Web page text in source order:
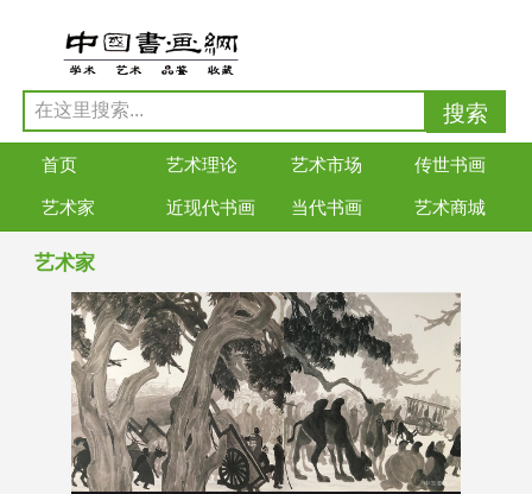
首页 艺术理论 艺术市场 传世书画
艺术家 近现代书画 当代书画 艺术商城
艺术家